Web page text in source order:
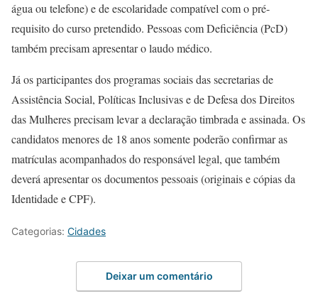
água ou telefone) e de escolaridade compatível com o pré-
requisito do curso pretendido. Pessoas com Deficiência (PcD)
também precisam apresentar o laudo médico.
Já os participantes dos programas sociais das secretarias de
Assistência Social, Políticas Inclusivas e de Defesa dos Direitos
das Mulheres precisam levar a declaração timbrada e assinada. Os
candidatos menores de 18 anos somente poderão confirmar as
matrículas acompanhados do responsável legal, que também
deverá apresentar os documentos pessoais (originais e cópias da
Identidade e CPF).
Categorias: Cidades
Deixar um comentário